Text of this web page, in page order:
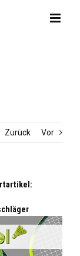
Zurück Vor